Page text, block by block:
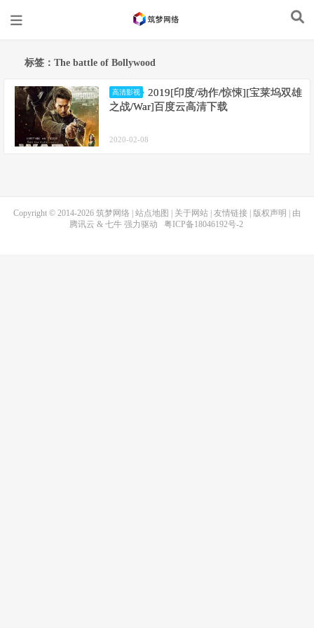
标签：The battle of Bollywood
高清影视
2019[印度/动作/惊悚][宝莱坞双雄
之战/War]百度云高清下载
2020-02-08
Copyright © 2014-2026 筑梦网络 站点地图 关于网站 友情链接 版权声明
| 由
腾讯云 & 七牛强力驱动 粤ICP备18046192号-2